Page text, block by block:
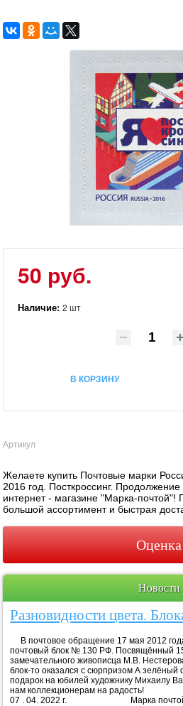
50 руб.
Наличие:2 шт
В КОРЗИНУ
Артикул
Желаете купить Почтовые марки
2016 год. Посткроссинг.
интернет - магазине "Марка-почтой"!
большой ассортимент и быстрая
Оценка
Новости
Разновидности цвета.
В почтовое обращение 17 мая 2012
почтовый блок № 130 РФ. Посвящённый
замечательного живописца М.В.
блок-то оказался с сюрпризом А
подарок на юбилей художнику Михаилу
нам
07 . 04. 2022 г. Марка